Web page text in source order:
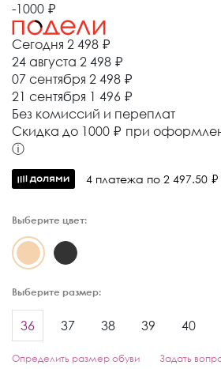
-1000 ₽
Сегодня 2 498 ₽
24 августа 2 498 ₽
07 сентября 2 498 ₽
21 сентября 1 496 ₽
Без комиссий и переплат
Cкидка до 1000 ₽ при
ⓘ
4 платежа по 2 497.50 ₽
Выберите цвет:
Выберите размер:
36 37 38 39 40
Определить размер обуви Задать